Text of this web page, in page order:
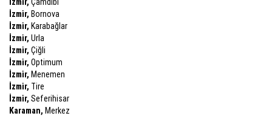
İzmir, Bornova
İzmir, Karabağlar
İzmir, Urla
İzmir, Çiğli
İzmir, Optimum
İzmir, Menemen
İzmir, Tire
İzmir, Seferihisar
Karaman, Merkez